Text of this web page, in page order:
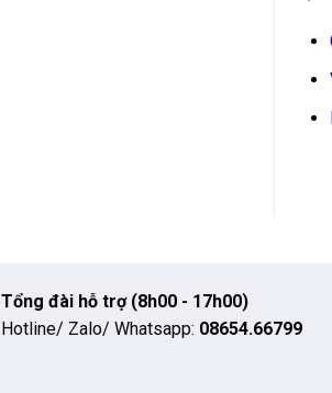
Tổng đài hỗ trợ (8h00 - 17h00)
Hotline/ Zalo/ Whatsapp: 08654.66799